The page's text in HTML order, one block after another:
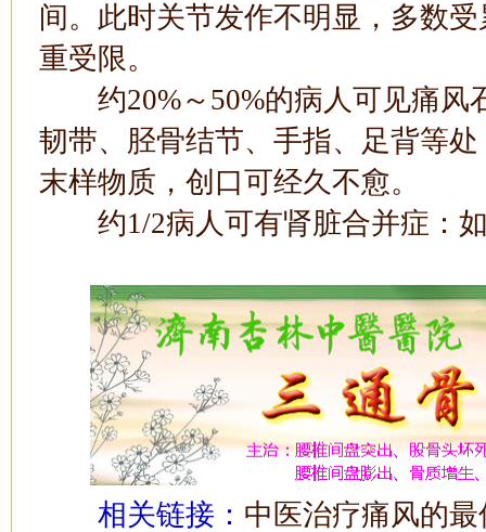
间。此时关节发作不明显，多数
重受限。
约20%～50%的病人可见痛风
韧带、胫骨结节、手指、足背等
末样物质，创口可经久不愈。
约1/2病人可有肾脏合并症：如
相关链接： 中医治疗痛风的